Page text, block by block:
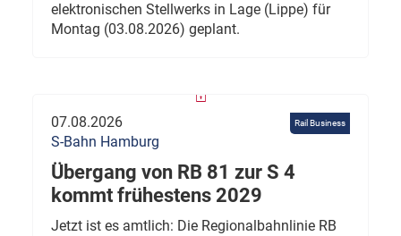
elektronischen Stellwerks in Lage (Lippe) für
Montag (03.08.2026) geplant.
Rail Business
07.08.2026
S-Bahn Hamburg
Übergang von RB 81 zur S 4
kommt frühestens 2029
Jetzt ist es amtlich: Die Regionalbahnlinie RB